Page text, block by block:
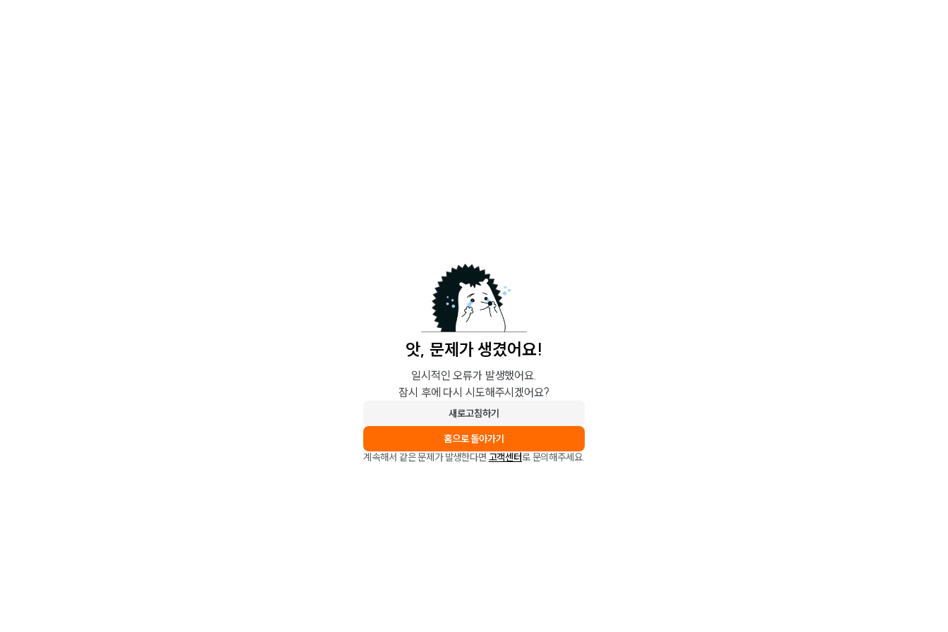
앗, 문제가 생겼어요!
일시적인 오류가 발생했어요.
잠시 후에 다시 시도해주시겠어요?
새로고침하기
홈으로 돌아가기
계속해서 같은 문제가 발생한다면 고객센터로 문의해주세요.